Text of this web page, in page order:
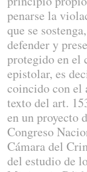
penarse la
que se
defender y
protegido en el
epistolar, es
coincido con el
texto del art.
en un proyecto
Congreso
Cámara del
del estudio de